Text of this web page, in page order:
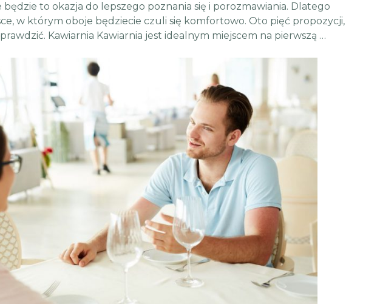
będzie to okazja do lepszego poznania się i porozmawiania. Dlatego
w którym oboje będziecie czuli się komfortowo. Oto pięć propozycji,
Kawiarnia Kawiarnia jest idealnym miejscem na pierwszą …